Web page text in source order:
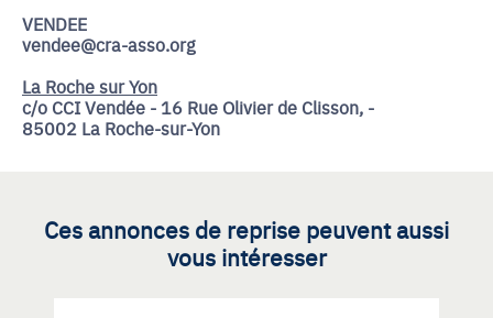
VENDEE
vendee@cra-asso.org
La Roche sur Yon
c/o CCI Vendée - 16 Rue Olivier de Clisson, -
85002 La Roche-sur-Yon
Ces annonces de reprise peuvent aussi
vous intéresser